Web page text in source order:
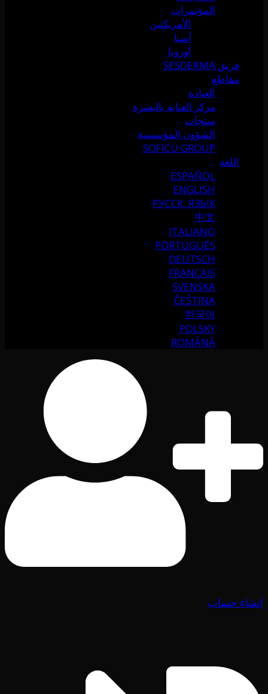
المؤتمرات
الأمريكتين
آسيا
أوروبا
فريق SESDERMA
مقاطع
العيادة
مركز العناية بالبشرة
منتجات
الشؤون المؤسسية
SOFICU GROUP
اللغة
ESPAÑOL
ENGLISH
РУССК. ЯЗЫК
中文
ITALIANO
PORTUGUÉS
DEUTSCH
FRANÇAIS
SVENSKA
ČEŠTINA
한국어
POLSKY
ROMÂNĂ
إنشاء حساب